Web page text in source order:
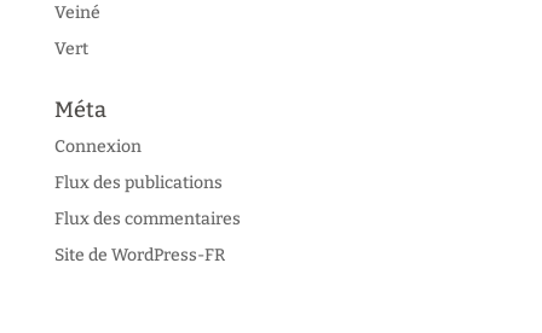
Veiné
Vert
Méta
Connexion
Flux des publications
Flux des commentaires
Site de WordPress-FR